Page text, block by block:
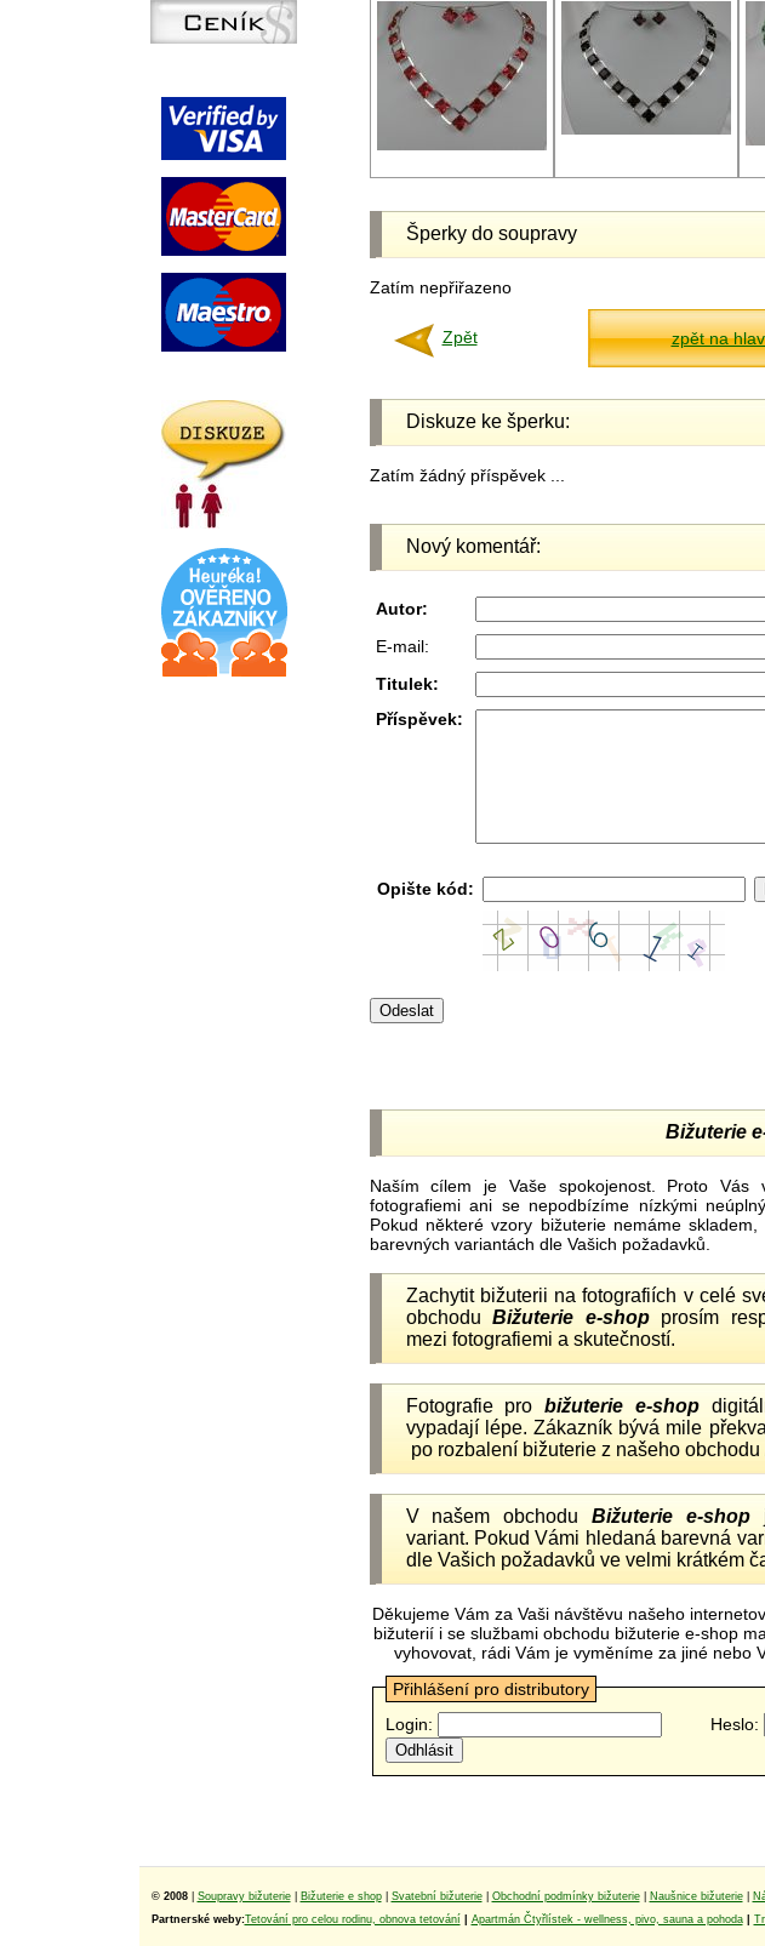
Šperky do soupravy
Zatím nepřiřazeno
Zpět zpět na
Diskuze ke šperku:
Zatím žádný příspěvek ...
Nový komentář:
Autor:
E-mail:
Titulek:
Příspěvek:
Opište kód:
Bižuterie
Naším cílem je Vaše spokojenost. Proto
fotografiemi ani se nepodbízíme nízkými
Pokud některé vzory bižuterie nemáme
barevných variantách dle Vašich požadavků.
Zachytit bižuterii na fotografiích v celé
obchoduBižuterie e-shopprosím
mezi fotografiemi a skutečností.
Fotografie probižuterie e-shop
vypadají lépe. Zákazník bývá mile
po rozbalení bižuterie z našeho obchodu
V našem obchoduBižuterie e-shop
variant. Pokud Vámi hledaná barevná
dle Vašich požadavků ve velmi krátkém
Děkujeme Vám za Vaši návštěvu našeho
bižuterií i se službami obchodu bižuterie e-shop
vyhovovat, rádi Vám je vyměníme za jiné nebo
Přihlášení pro distributory
Login:
Heslo:
© 2008 Soupravy bižuterie| Bižuterie e shop| Svatební bižuterie| Obchodní podmínky bižuterie| Naušnice bižuterie|
Partnerské weby:Tetování pro celou rodinu, obnova tetování Apartmán Čtyřlístek - wellness, pivo, sauna a pohoda|